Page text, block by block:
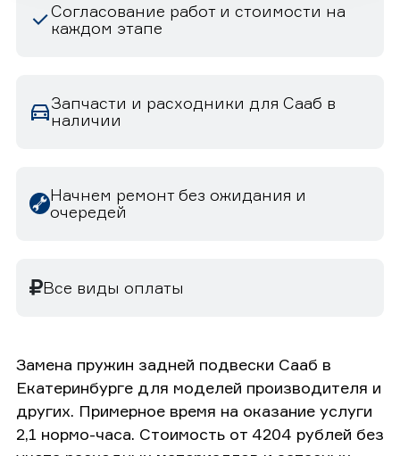
Согласование работ и стоимости на
каждом этапе
Запчасти и расходники для Сааб в
наличии
Начнем ремонт без ожидания и
очередей
Все виды оплаты
Замена пружин задней подвески Сааб в
Екатеринбурге для моделей производителя и
других. Примерное время на оказание услуги
2,1 нормо-часа. Стоимость от 4204 рублей без